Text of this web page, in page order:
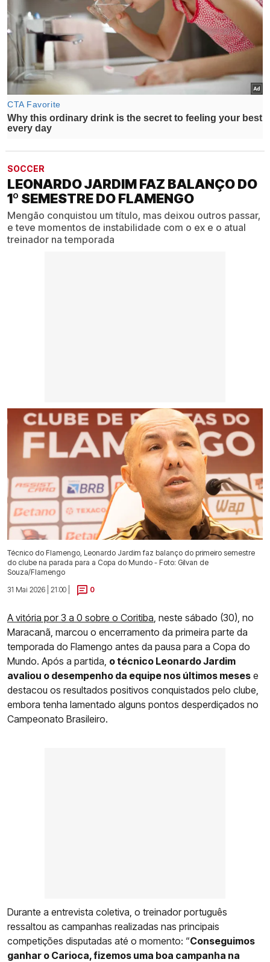
SOCCER
LEONARDO JARDIM FAZ BALANÇO DO
1º SEMESTRE DO FLAMENGO
Mengão conquistou um título, mas deixou outros passar,
e teve momentos de instabilidade com o ex e o atual
treinador na temporada
Técnico do Flamengo, Leonardo Jardim faz balanço do primeiro semestre
do clube na parada para a Copa do Mundo - Foto: Gilvan de
Souza/Flamengo
31 Mai 2026 | 21:00 |
0
A vitória por 3 a 0 sobre o Coritiba , neste sábado (30), no
Maracanã, marcou o encerramento da primeira parte da
temporada do Flamengo antes da pausa para a Copa do
Mundo. Após a partida, o técnico Leonardo Jardim
avaliou o desempenho da equipe nos últimos meses e
destacou os resultados positivos conquistados pelo clube,
embora tenha lamentado alguns pontos desperdiçados no
Campeonato Brasileiro.
Durante a entrevista coletiva, o treinador português
ressaltou as campanhas realizadas nas principais
competições disputadas até o momento: “Conseguimos
ganhar o Carioca, fizemos uma boa campanha na